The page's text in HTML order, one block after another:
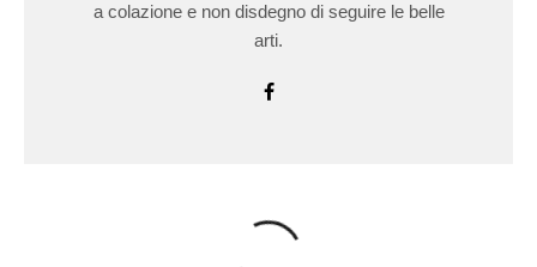
a colazione e non disdegno di seguire le belle
arti.